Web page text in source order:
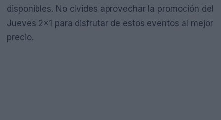
disponibles. No olvides aprovechar la promoción del
Jueves 2×1 para disfrutar de estos eventos al mejor
precio.